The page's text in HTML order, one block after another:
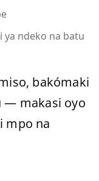
ya ndeko na batu
bakómaki
— makasi oyo
mpo na